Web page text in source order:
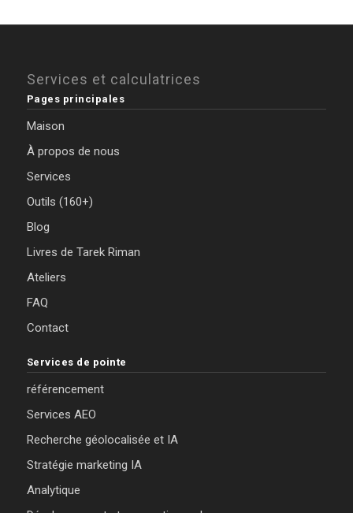
Services et calculatrices
Pages principales
Maison
À propos de nous
Services
Outils (160+)
Blog
Livres de Tarek Riman
Ateliers
FAQ
Contact
Services de pointe
référencement
Services AEO
Recherche géolocalisée et IA
Stratégie marketing IA
Analytique